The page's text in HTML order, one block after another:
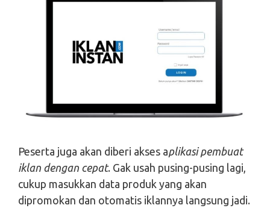
Peserta juga akan diberi akses aplikasi pembuat
iklan dengan cepat. Gak usah pusing-pusing lagi,
cukup masukkan data produk yang akan
dipromokan dan otomatis iklannya langsung jadi.